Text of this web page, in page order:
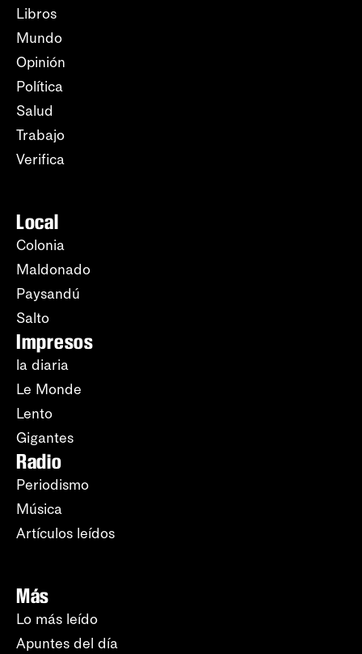
Libros
Mundo
Opinión
Política
Salud
Trabajo
Verifica
Local
Colonia
Maldonado
Paysandú
Salto
Impresos
la diaria
Le Monde
Lento
Gigantes
Radio
Periodismo
Música
Artículos leídos
Más
Lo más leído
Apuntes del día